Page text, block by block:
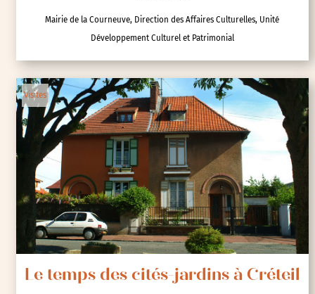
Mairie de la Courneuve, Direction des Affaires Culturelles, Unité
Développement Culturel et Patrimonial
Visites
Le temps des cités-jardins à Créteil